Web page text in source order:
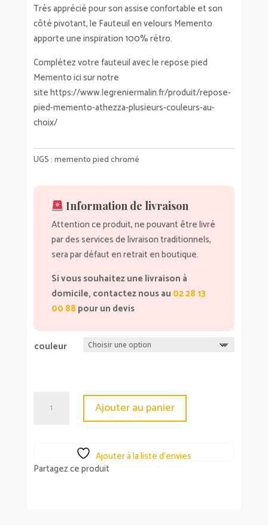
Très apprécié pour son assise confortable et son
côté pivotant, le Fauteuil en velours Memento
apporte une inspiration 100% rétro.
Complétez votre fauteuil avec le repose pied
Memento ici sur notre
sitehttps://www.legreniermalin.fr/produit/repose-
pied-memento-athezza-plusieurs-couleurs-au-
choix/
UGS :memento pied chromé
Information de livraison
Attention ce produit, ne pouvant être livré
par des services de livraison traditionnels,
sera par défaut en retrait en boutique.
Si vous souhaitez une livraison à
domicile, contactez nous au 02 28 13
00 88 pour un devis
couleur
pied
Ajouter au panier
Ajouter à la liste d’envies
Partagez ce produit